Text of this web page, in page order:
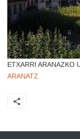
ETXARRI ARANAZKO
ARANATZ